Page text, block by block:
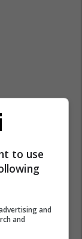
to use
and
and